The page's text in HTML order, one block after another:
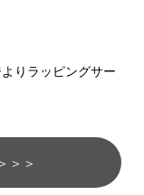
りラッピングサー
＞＞